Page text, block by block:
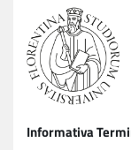
Informativa